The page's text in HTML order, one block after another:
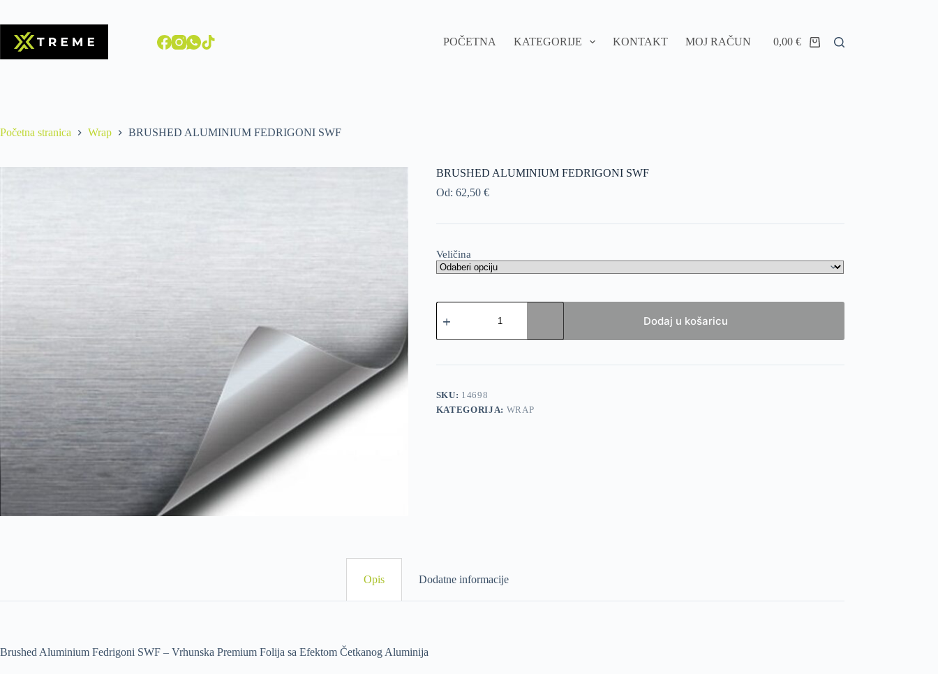
POČETNA KATEGORIJE KONTAKT MOJ RAČUN 0,00€
Početna stranica Wrap BRUSHED ALUMINIUM FEDRIGONI SWF
BRUSHED ALUMINIUM FEDRIGONI SWF
Od: 62,50 €
Veličina
Dodaj u košaricu
SKU: 14698
KATEGORIJA: WRAP
Opis Dodatne informacije
Brushed Aluminium Fedrigoni SWF – Vrhunska Premium Folija sa Efektom Četkanog Aluminija